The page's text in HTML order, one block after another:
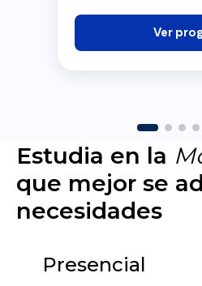
Ver
Estudia en la
que mejor se
necesidades
Presencial